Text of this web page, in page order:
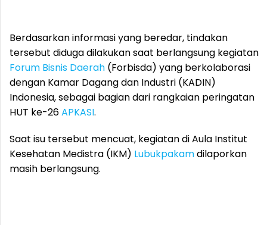
Berdasarkan informasi yang beredar, tindakan
tersebut diduga dilakukan saat berlangsung kegiatan
Forum Bisnis Daerah (Forbisda) yang berkolaborasi
dengan Kamar Dagang dan Industri (KADIN)
Indonesia, sebagai bagian dari rangkaian peringatan
HUT ke-26APKASI.
Saat isu tersebut mencuat, kegiatan di Aula Institut
Kesehatan Medistra (IKM) Lubukpakamdilaporkan
masih berlangsung.